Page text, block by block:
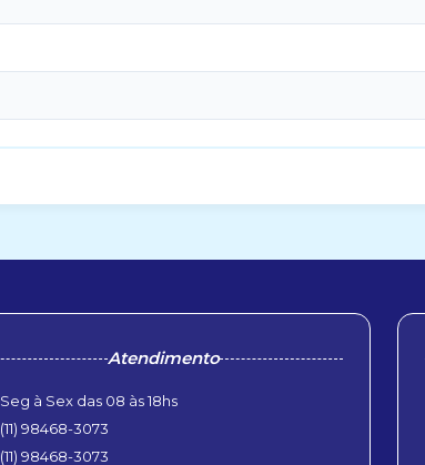
Atendimento
Seg à Sex das 08 às 18hs
(11) 98468-3073
(11) 98468-3073